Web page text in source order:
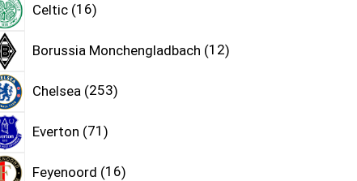
Celtic 16
Borussia Monchengladbach 12
Chelsea 253
Everton 71
Feyenoord 16